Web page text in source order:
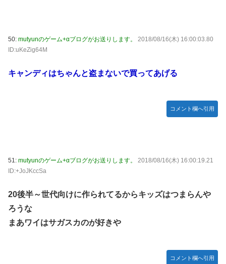
50: mutyunのゲーム+αブログがお送りします。
2018/08/16(木) 16:00:03.80
ID:uKeZig64M
キャンディはちゃんと盗まないで買ってあげる
コメント欄へ引用
51: mutyunのゲーム+αブログがお送りします。
2018/08/16(木) 16:00:19.21
ID:+JoJKccSa
20後半～世代向けに作られてるからキッズはつまらんや
ろうな
まあワイはサガスカのが好きや
コメント欄へ引用